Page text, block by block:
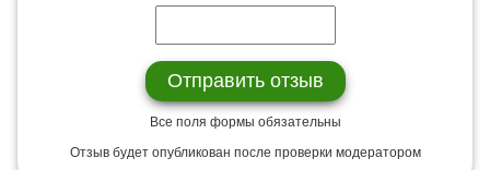
Все поля формы обязательны
Отзыв будет опубликован после проверки модератором